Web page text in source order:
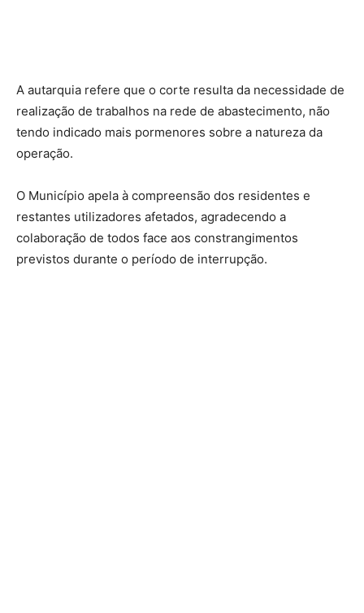
A autarquia refere que o corte resulta da necessidade de
realização de trabalhos na rede de abastecimento, não
tendo indicado mais pormenores sobre a natureza da
operação.
O Município apela à compreensão dos residentes e
restantes utilizadores afetados, agradecendo a
colaboração de todos face aos constrangimentos
previstos durante o período de interrupção.